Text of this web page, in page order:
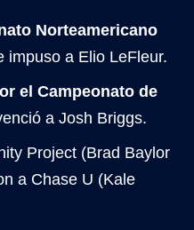
Norteamericano
impuso a Elio LeFleur.
el Campeonato de
a Josh Briggs.
Project (Brad Baylor
a Chase U (Kale